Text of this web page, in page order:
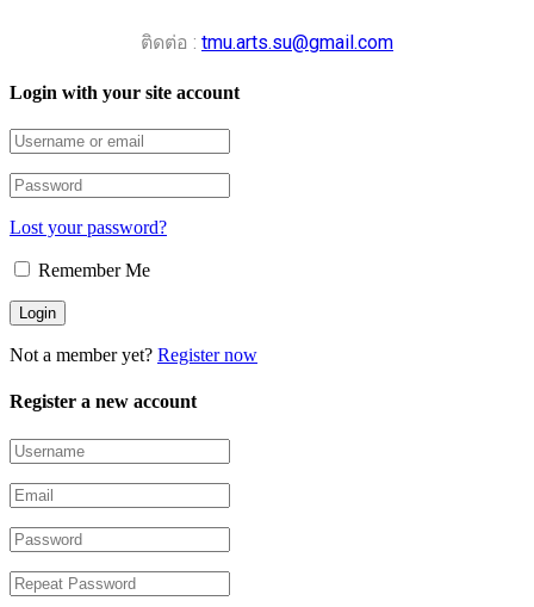
ติดต่อ : tmu.arts.su@gmail.com
Login with your site account
Lost your password?
Remember Me
Not a member yet? Register now
Register a new account